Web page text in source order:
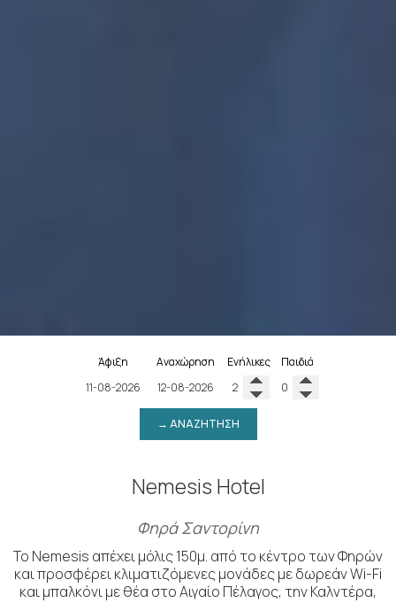
Άφιξη Αναχώρηση Ενήλικες Παιδιά
→ ΑΝΑΖΉΤΗΣΗ
Nemesis Hotel
Φηρά Σαντορίνη
Το Nemesis απέχει μόλις 150μ. από το κέντρο των Φηρών
και προσφέρει κλιματιζόμενες μονάδες με δωρεάν Wi-Fi
και μπαλκόνι με θέα στο Αιγαίο Πέλαγος, την Καλντέρα,